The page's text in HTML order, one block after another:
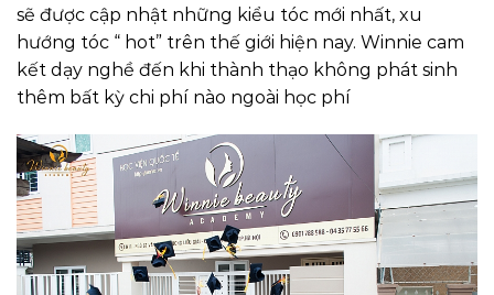
sẽ được cập nhật những kiểu tóc mới nhất, xu
hướng tóc “ hot” trên thế giới hiện nay. Winnie cam
kết dạy nghề đến khi thành thạo không phát sinh
thêm bất kỳ chi phí nào ngoài học phí